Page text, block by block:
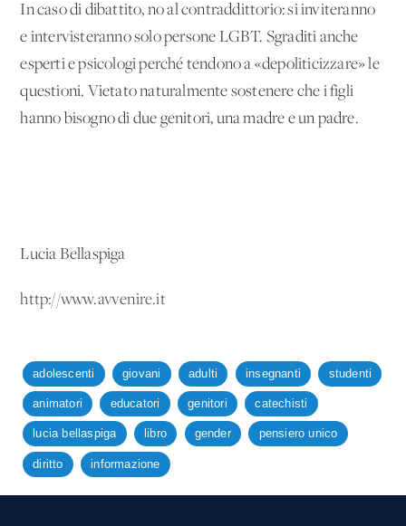
In caso di dibattito, no al contraddittorio: si inviteranno
e intervisteranno solo persone LGBT. Sgraditi anche
esperti e psicologi perché tendono a «depoliticizzare» le
questioni. Vietato naturalmente sostenere che i figli
hanno bisogno di due genitori, una madre e un padre.
Lucia Bellaspiga
http://www.avvenire.it
adolescenti giovani adulti insegnanti studenti
animatori educatori genitori catechisti
lucia bellaspiga libro gender pensiero unico
diritto informazione